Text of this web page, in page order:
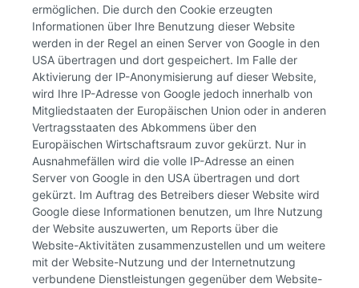
ermöglichen. Die durch den Cookie erzeugten
Informationen über Ihre Benutzung dieser Website
werden in der Regel an einen Server von Google in den
USA übertragen und dort gespeichert. Im Falle der
Aktivierung der IP-Anonymisierung auf dieser Website,
wird Ihre IP-Adresse von Google jedoch innerhalb von
Mitgliedstaaten der Europäischen Union oder in anderen
Vertragsstaaten des Abkommens über den
Europäischen Wirtschaftsraum zuvor gekürzt. Nur in
Ausnahmefällen wird die volle IP-Adresse an einen
Server von Google in den USA übertragen und dort
gekürzt. Im Auftrag des Betreibers dieser Website wird
Google diese Informationen benutzen, um Ihre Nutzung
der Website auszuwerten, um Reports über die
Website-Aktivitäten zusammenzustellen und um weitere
mit der Website-Nutzung und der Internetnutzung
verbundene Dienstleistungen gegenüber dem Website-